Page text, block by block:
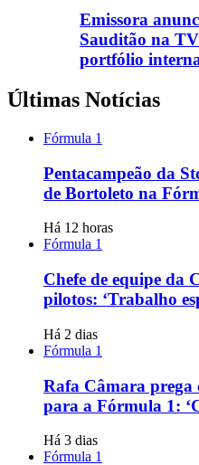
Emissora
Sauditão na
portfólio
Últimas Notícias
Fórmula 1
Pentacampeão da
de Bortoleto na
Há 12 horas
Fórmula 1
Chefe de equipe da
pilotos: ‘Trabalho
Há 2 dias
Fórmula 1
Rafa Câmara prega
para a Fórmula 1:
Há 3 dias
Fórmula 1